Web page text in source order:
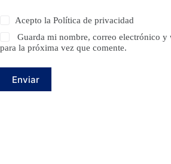
Acepto laPolítica de privacidad
Guarda mi nombre, correo electrónico y
para la próxima vez que comente.
Enviar